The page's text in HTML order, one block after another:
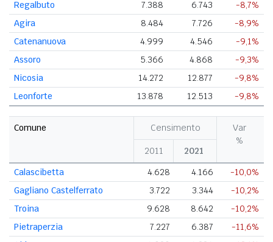
Regalbuto
7.388 6.743
-8,7%
Agira
8.484 7.726
-8,9%
Catenanuova
4.999 4.546
-9,1%
Assoro
5.366 4.868
-9,3%
Nicosia
14.272 12.877
-9,8%
Leonforte
13.878 12.513 -9,8%
Comune Censimento
Var
%
2011
2021
Calascibetta
4.628 4.166
-10,0%
Gagliano Castelferrato
3.722 3.344
-10,2%
Troina
9.628 8.642
-10,2%
Pietraperzia
7.227 6.387
-11,6%